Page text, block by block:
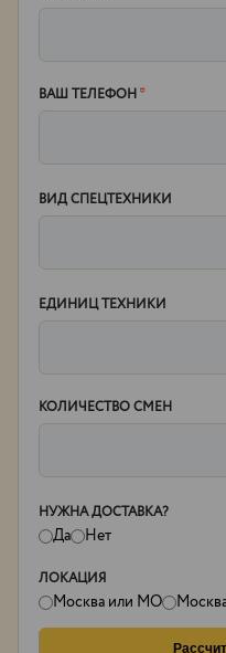
ВАШ ТЕЛЕФОН*
ВИД СПЕЦТЕХНИКИ
ЕДИНИЦ ТЕХНИКИ
КОЛИЧЕСТВО СМЕН
НУЖНА ДОСТАВКА?
Да Нет
ЛОКАЦИЯ
Москва или МО